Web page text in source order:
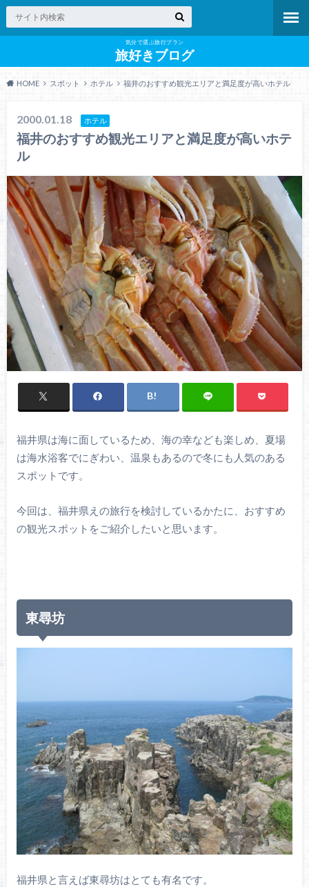
気分で選ぶ旅行プラン
旅好きブログ
HOME スポット ホテル 福井のおすすめ観光エリアと満足度が高いホテル
2000.01.18 ホテル
福井のおすすめ観光エリアと満足度が高いホテ
ル
福井県は海に面しているため、海の幸なども楽しめ、夏場
は海水浴客でにぎわい、温泉もあるので冬にも人気のある
スポットです。
今回は、福井県えの旅行を検討しているかたに、おすすめ
の観光スポットをご紹介したいと思います。
東尋坊
福井県と言えば東尋坊はとても有名です。